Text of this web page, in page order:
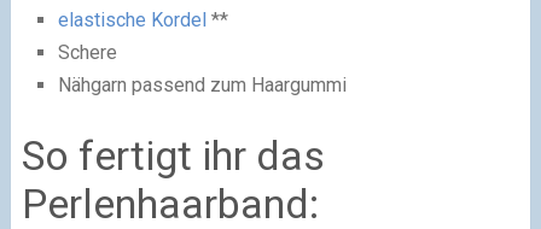
elastische Kordel**
Schere
Nähgarn passend zum Haargummi
So fertigt ihr das
Perlenhaarband: